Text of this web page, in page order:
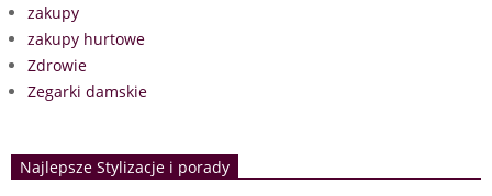
zakupy
zakupy hurtowe
Zdrowie
Zegarki damskie
Najlepsze Stylizacje i porady